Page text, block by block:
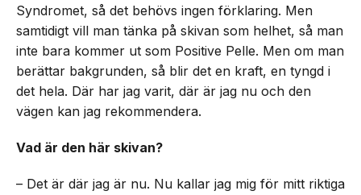
Syndromet, så det behövs ingen förklaring. Men
samtidigt vill man tänka på skivan som helhet, så man
inte bara kommer ut som Positive Pelle. Men om man
berättar bakgrunden, så blir det en kraft, en tyngd i
det hela. Där har jag varit, där är jag nu och den
vägen kan jag rekommendera.
Vad är den här skivan?
– Det är där jag är nu. Nu kallar jag mig för mitt riktiga